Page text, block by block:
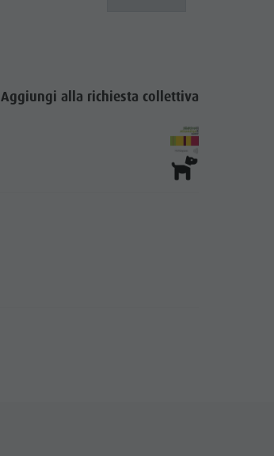
© Nityananda
Aggiungi alla richiesta collettiva